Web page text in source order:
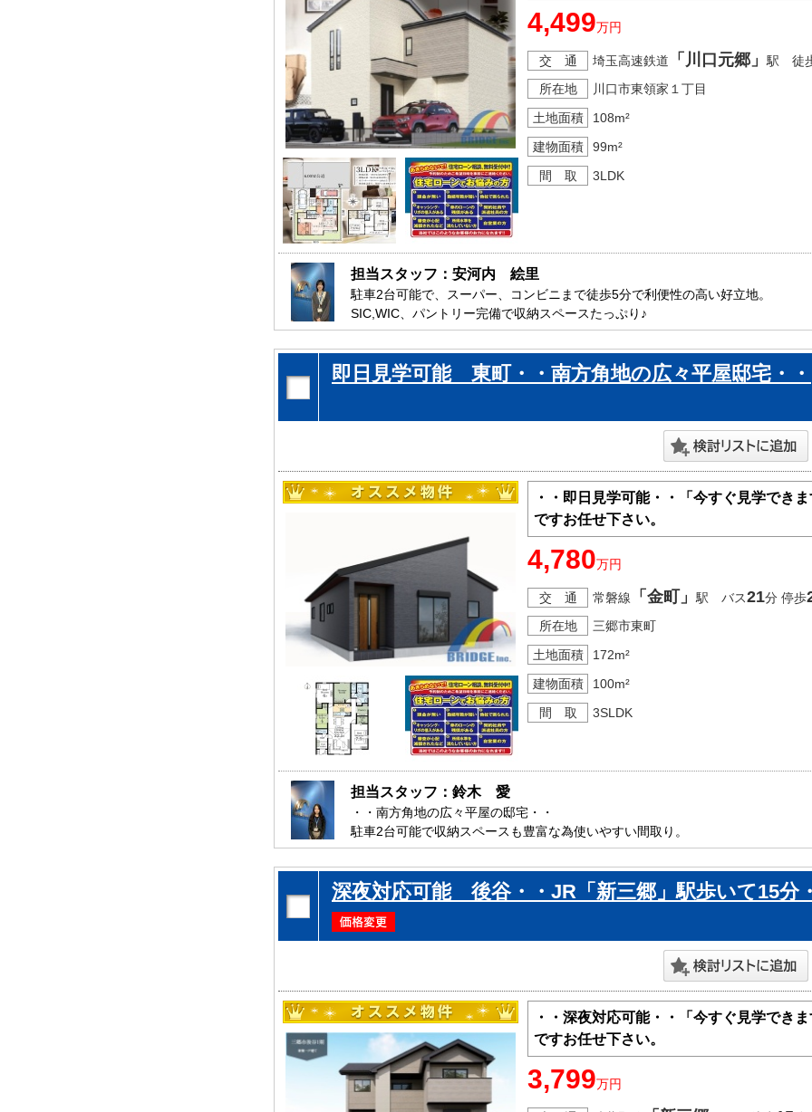
4,499万円
交 通 埼玉高速鉄道 「川口元郷」駅 徒
所在地
川口市東領家１丁目
土地面積
108m²
建物面積
99m²
間 取
3LDK
担当スタッフ：安河内　絵里
駐車2台可能で、スーパー、コンビニまで徒歩5分で利便性の高い好立地。
SIC,WIC、パントリー完備で収納スペースたっぷり♪
是非、川口市内で新築一戸建をお探しの方はお気軽にお問い合わせ下さい。
お待ちしております。
即日見学可能 東町・・南方角地の広々平屋邸宅・・
・・即日見学可能・・「今すぐ見学でき
ですお任せ下さい。
4,780万円
交 通 常磐線 「金町」駅 バス21分 停歩
所在地
三郷市東町
土地面積
172m²
建物面積
100m²
間 取
3SLDK
担当スタッフ：鈴木　愛
・・南方角地の広々平屋の邸宅・・
駐車2台可能で収納スペースも豊富な為使いやすい間取り。
是非、三郷市内で新築一戸建てをお探しの方はお気軽にお問い合わせ下さい。
お待ちしております。
深夜対応可能 後谷・・JR「新三郷」駅歩いて15分
・・深夜対応可能・・「今すぐ見学でき
ですお任せ下さい。
3,799万円